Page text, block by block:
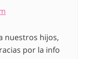
nuestros hijos,
por la info